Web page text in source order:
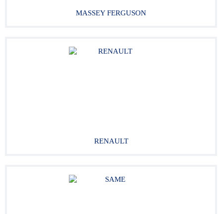
MASSEY FERGUSON
RENAULT